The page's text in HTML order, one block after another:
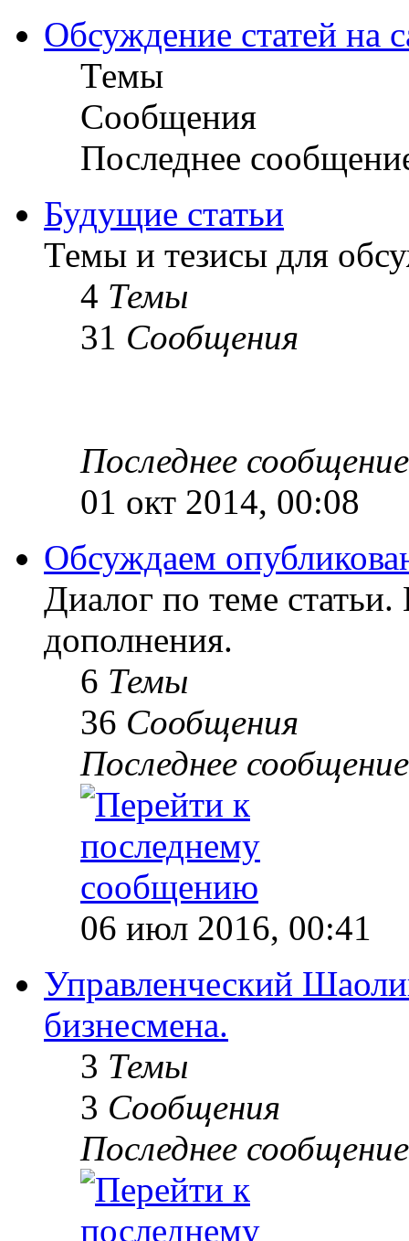
Обсуждение статей на
Темы
Сообщения
Последнее
Будущие статьи
Темы и тезисы для
4 Темы
31 Сообщения
Последнее сообщение
01 окт 2014, 00:08
Обсуждаем
Диалог по теме
дополнения.
6 Темы
36 Сообщения
Последнее сообщение
06 июл 2016, 00:41
Управленческий
бизнесмена.
3 Темы
3 Сообщения
Последнее сообщение